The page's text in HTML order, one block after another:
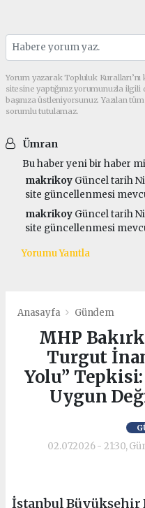
Yorum yazarak Topluluk
sitesine yaptığınız yorumunuzla
başınıza üstleniyorsunuz. Yazılan
sorumlu tutulamaz.
Ümran
Bu haber yeni bir haber
makrikoy Güncel tarih
site güncellenmesi
makrikoy Güncel tarih
site güncellenmesi
Yorumu Yanıtla
Anasayfa Gündem
MHP
Turgut
Yolu” Tepkisi:
Uygun
02.07.2026 - 21:30,
İstanbul